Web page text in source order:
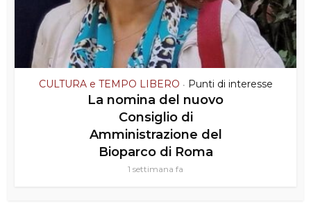
CULTURA e TEMPO LIBERO • Punti di interesse
La nomina del nuovo
Consiglio di
Amministrazione del
Bioparco di Roma
1 settimana fa